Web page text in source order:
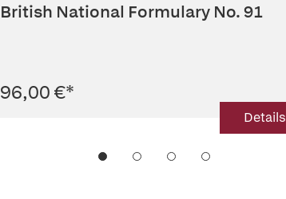
British National Formulary No. 91
96,00 €*
Details